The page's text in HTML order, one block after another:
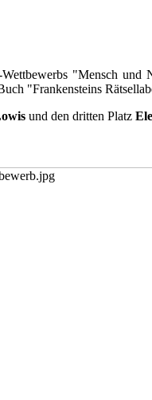
"Mensch
"Frankensteins
und den dritten Platz